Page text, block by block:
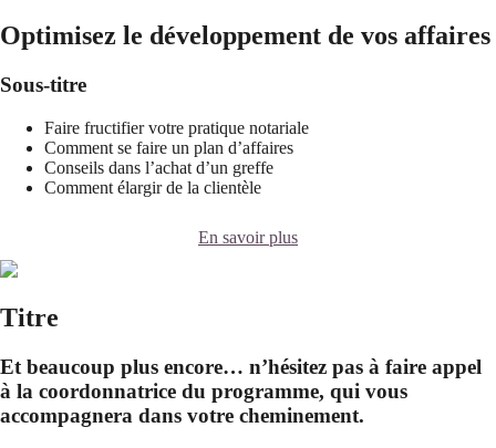
Optimisez le développement de vos affaires
Sous-titre
Faire fructifier votre pratique notariale
Comment se faire un plan d’affaires
Conseils dans l’achat d’un greffe
Comment élargir de la clientèle
En savoir plus
Titre
Et beaucoup plus encore… n’hésitez pas à faire appel
à la coordonnatrice du programme, qui vous
accompagnera dans votre cheminement.